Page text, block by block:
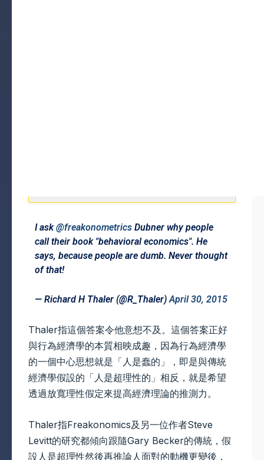
I ask@freakonometricsDubner why people
call their book "behavioral economics". He
says, because people are dumb. Never thought
of that!
— Richard H Thaler (@R_Thaler) April 30, 2015
Thaler指這個答案令他意想不及。這個答案正好
與行為經濟學的本質相映成趣，因為行為經濟學
的一個中心思想就是「人是蠢的」，即是與傳統
經濟學假設的「人是超理性的」相反，就是希望
透過放寬理性假定來提高經濟理論的推測力。
Thaler指Freakonomics及另一位作者Steve
Levitt的研究都傾向跟隨Gary Becker的傳統，假
設人是超理性然後再推論人面對的動機更變後，